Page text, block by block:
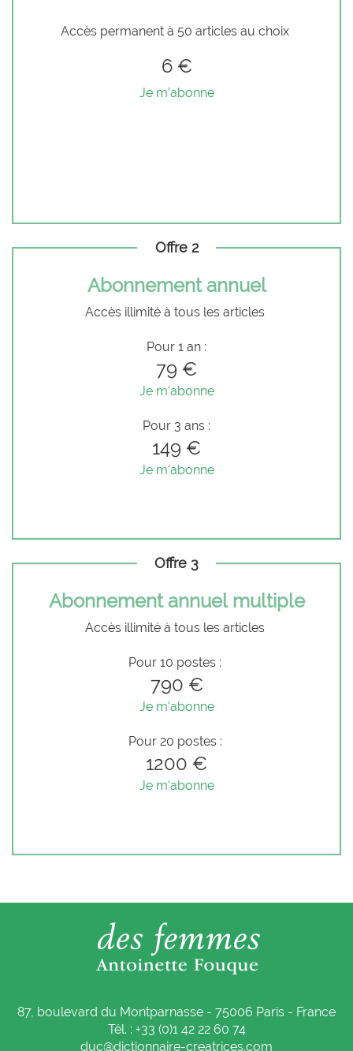
Accès permanent à 50 articles au choix
6 €
Je m'abonne
Offre 2
Abonnement annuel
Accès illimité à tous les articles
Pour 1 an :
79 €
Je m'abonne
Pour 3 ans :
149 €
Je m'abonne
Offre 3
Abonnement annuel multiple
Accès illimité à tous les articles
Pour 10 postes :
790 €
Je m'abonne
Pour 20 postes :
1200 €
Je m'abonne
87, boulevard du Montparnasse - 75006 Paris - France
Tél. : +33 (0)1 42 22 60 74
duc@dictionnaire-creatrices.com